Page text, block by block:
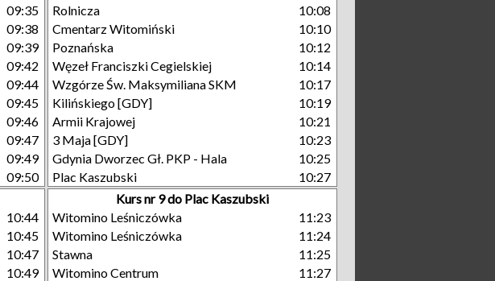
09:35
09:38
09:39
09:42
09:44
09:45
09:46
09:47
09:49
09:50
Rolnicza
10:08
Cmentarz Witomiński
10:10
Poznańska
10:12
Węzeł Franciszki Cegielskiej
10:14
Wzgórze Św. Maksymiliana SKM
10:17
Kilińskiego [GDY]
10:19
Armii Krajowej
10:21
3 Maja [GDY]
10:23
Gdynia Dworzec Gł. PKP - Hala
10:25
Plac Kaszubski
10:27
10:44
10:45
10:47
10:49
Kurs nr 9 do Plac Kaszubski
Witomino Leśniczówka
11:23
Witomino Leśniczówka
11:24
Stawna
11:25
Witomino Centrum
11:27